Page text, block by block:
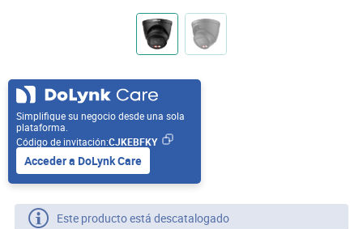
Simplifique su negocio desde una sola
plataforma.
Código de invitación:CJKEBFKY
Acceder a DoLynk Care
Este producto está descatalogado